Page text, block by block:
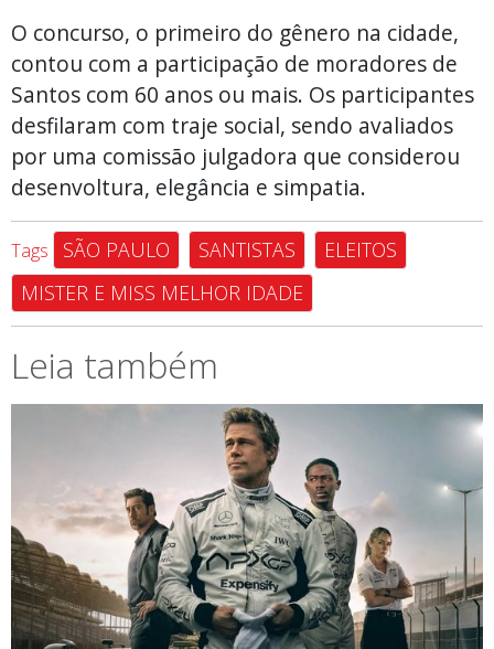
O concurso, o primeiro do gênero na cidade,
contou com a participação de moradores de
Santos com 60 anos ou mais. Os participantes
desfilaram com traje social, sendo avaliados
por uma comissão julgadora que considerou
desenvoltura, elegância e simpatia.
Tags SÃO PAULO SANTISTAS
ELEITOS
MISTER E MISS MELHOR IDADE
Leia também